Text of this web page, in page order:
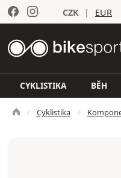
CZK | EUR
CYKLISTIKA BĚH
Cyklistika